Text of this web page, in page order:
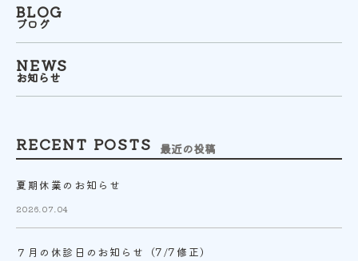
BLOG
ブログ
NEWS
お知らせ
RECENT POSTS 最近の投稿
夏期休業のお知らせ
2026.07.04
７月の休診日のお知らせ（7/7修正）